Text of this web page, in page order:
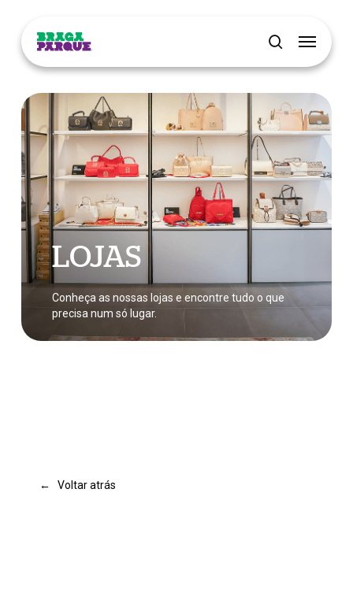
main
content
pesquisar
Menu
LOJAS
Conheça as nossas lojas e encontre tudo o que
precisa num só lugar.
← Voltar atrás